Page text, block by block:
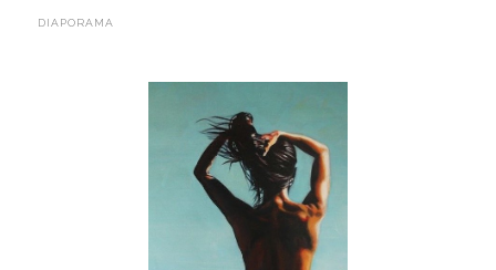
DIAPORAMA